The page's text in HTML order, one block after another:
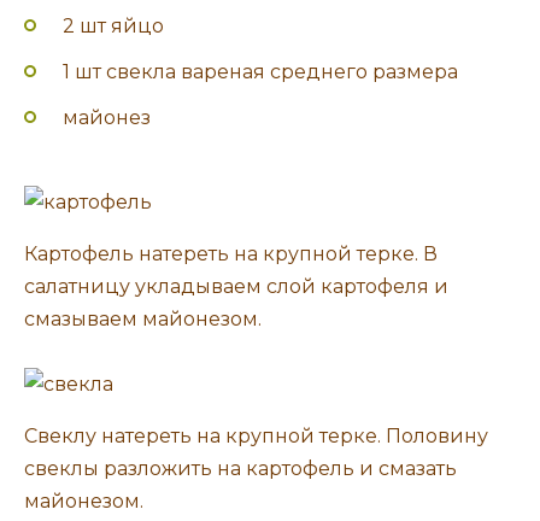
2 шт яйцо
1 шт свекла вареная среднего размера
майонез
Картофель натереть на крупной терке. В
салатницу укладываем слой картофеля и
смазываем майонезом.
Свеклу натереть на крупной терке. Половину
свеклы разложить на картофель и смазать
майонезом.